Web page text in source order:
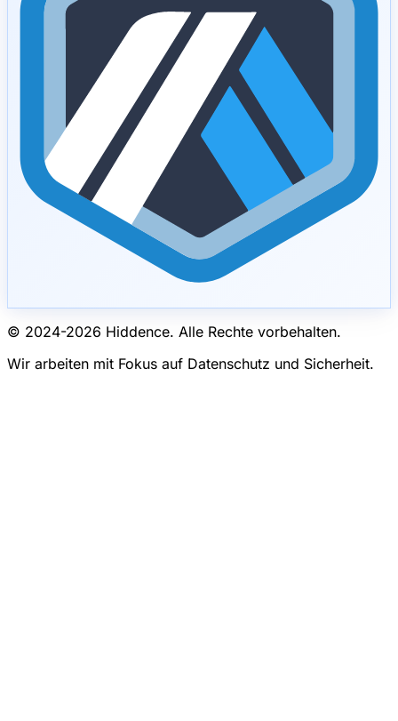
© 2024-2026 Hiddence. Alle Rechte vorbehalten.
Wir arbeiten mit Fokus auf Datenschutz und Sicherheit.